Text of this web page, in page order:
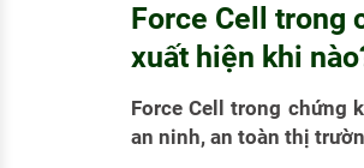
Việc làm tốt nhất
Danh sách nhà tuyển dụng
MẪU CV THEO STYLE
Mẫu CV đơn giản
Lao động và tiền lương
Thuế thu nhập
Force Cell trong
xuất hiện khi
Force Cell trong chứng
an ninh, an toàn thị